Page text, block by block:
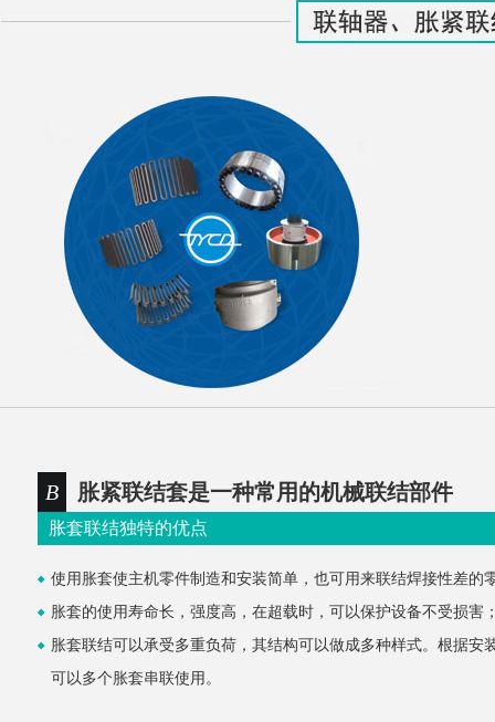
B 胀紧联结套是一种常用的机械联结部件
胀套联结独特的优点
使用胀套使主机零件制造和安装简单，也可用来联结焊接性差的
胀套的使用寿命长，强度高，在超载时，可以保护设备不受损害
胀套联结可以承受多重负荷，其结构可以做成多种样式。根据安
可以多个胀套串联使用。